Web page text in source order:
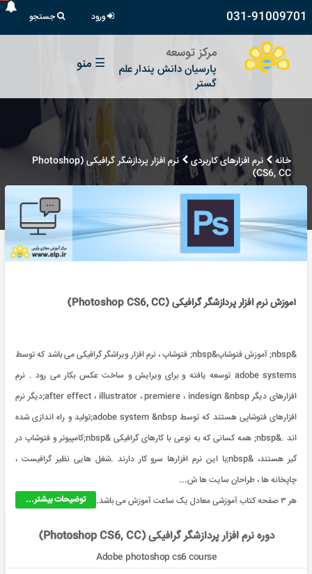
031-91009701 ورود جستجو
مرکز توسعه
پارسیان دانش پندار علم
گستر
☰ منو
خانه نرم افزارهای کاربردی
نرم افزار پردازشگر گرافیکی (Photoshop
CS6, CC)
آموزش نرم افزار پردازشگر گرافیکی (Photoshop CS6, CC)
&nbsp; آموزش فتوشاپ&nbsp; فتوشاپ ، نرم افزار ویراشگر گرافیکی می باشد که توسط
adobe systems توسعه یافته و برای ویرایش و ساخت عکس بکار می رود . نرم
افزارهای دیگر after effect ، illustrator ، premiere ، indesign &nbsp;دیگر نرم
افزارهای فتوشاپی هستند که توسط adobe system &nbsp;تولید و راه اندازی شده
اند .&nbsp; همه کسانی که به نوعی با کارهای گرافیکی &nbsp;کامپیوتر و فتوشاپ در
گیر هستند، &nbsp;با این نرم افزارها سرو کار دارند .شغل هایی نظیر گرافیست ،
چاپخانه ها ، طراحان سایت ها ش...
توضیحات بیشتر...
هر ۳ صفحه کتاب آموزشی معادل یک ساعت آموزش می باشد.
دوره نرم افزار پردازشگر گرافیکی (Photoshop CS6, CC)
Adobe photoshop cs6 course